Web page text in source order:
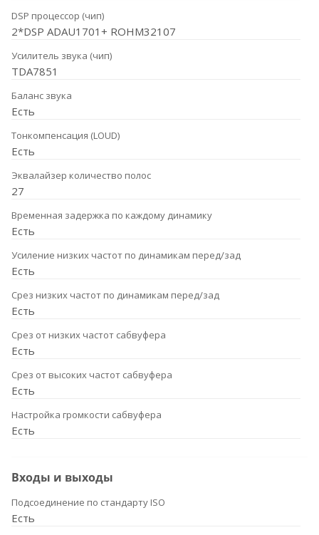
DSP процессор (чип)
2*DSP ADAU1701+ ROHM32107
Усилитель звука (чип)
TDA7851
Баланс звука
Есть
Тонкомпенсация (LOUD)
Есть
Эквалайзер количество полос
27
Временная задержка по каждому динамику
Есть
Усиление низких частот по динамикам перед/зад
Есть
Срез низких частот по динамикам перед/зад
Есть
Срез от низких частот сабвуфера
Есть
Срез от высоких частот сабвуфера
Есть
Настройка громкости сабвуфера
Есть
Входы и выходы
Подсоединение по стандарту ISO
Есть